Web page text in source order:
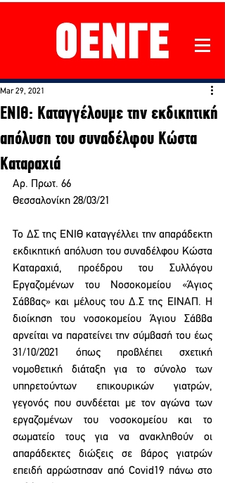
ENIΘ: Καταγγέλουμε την εκδικητική
απόλυση του συναδέλφου Κώστα
Καταραχιά
Mar 29, 2021
Αρ. Πρωτ. 66
Θεσσαλονίκη 28/03/21
Το ΔΣ της ΕΝΙΘ καταγγέλλει την απαράδεκτη
εκδικητική απόλυση του συναδέλφου Κώστα
Καταραχιά, προέδρου του Συλλόγου
Εργαζομένων του Νοσοκομείου «Άγιος
Σάββας» και μέλους του Δ.Σ της ΕΙΝΑΠ. Η
διοίκηση του νοσοκομείου Άγιου Σάββα
αρνείται να παρατείνει την σύμβασή του έως
31/10/2021 όπως προβλέπει σχετική
νομοθετική διάταξη για το σύνολο των
υπηρετούντων επικουρικών γιατρών,
γεγονός που συνδέεται με τον αγώνα των
εργαζομένων του νοσοκομείου και το
σωματείο τους για να ανακληθούν οι
απαράδεκτες διώξεις σε βάρος γιατρών
επειδή αρρώστησαν από Covid19 πάνω στο